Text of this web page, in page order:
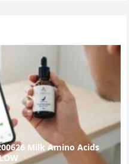
Milk Amino Acids